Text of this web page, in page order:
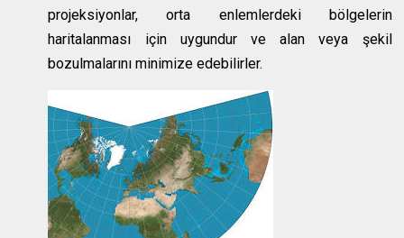
projeksiyonlar, orta enlemlerdeki bölgelerin
haritalanması için uygundur ve alan veya şekil
bozulmalarını minimize edebilirler.